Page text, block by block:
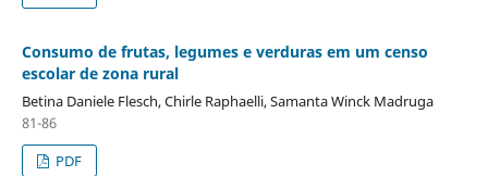
Consumo de frutas, legumes e verduras em um censo
escolar de zona rural
Betina Daniele Flesch, Chirle Raphaelli, Samanta Winck Madruga
81-86
PDF